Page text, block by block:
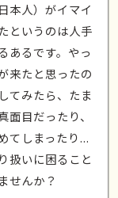
本人）がイマイ
というのは人手
あるです。やっ
来たと思ったの
てみたら、たま
面目だったり、
てしまったり...
扱いに困ること
せんか？